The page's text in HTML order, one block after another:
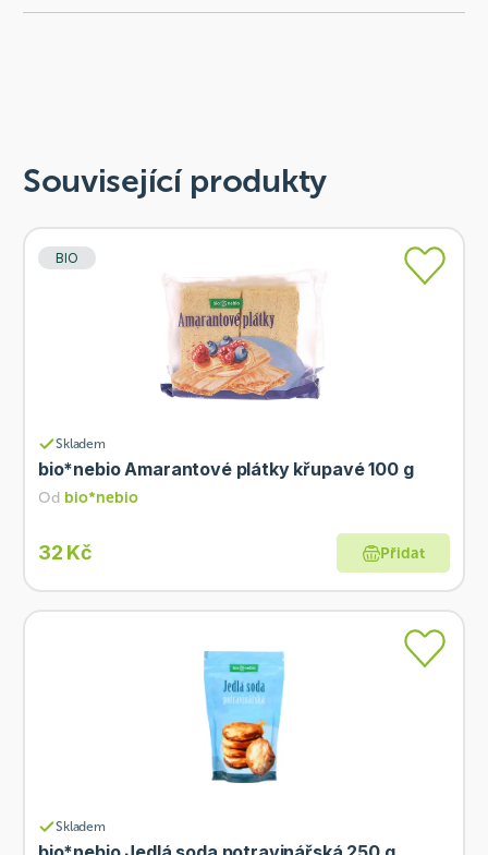
Související produkty
BIO
Skladem
bio*nebio Amarantové plátky křupavé 100 g
Od bio*nebio
32 Kč Přidat
Skladem